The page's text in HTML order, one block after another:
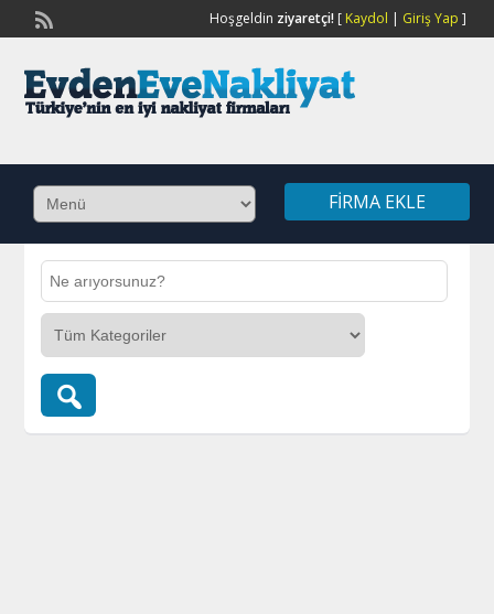
Hoşgeldin ziyaretçi![ Kaydol | Giriş Yap ]
FIRMA EKLE